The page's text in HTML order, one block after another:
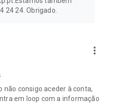
24 24. Obrigado.
more_vert
não consigo aceder à conta,
em loop com a informação